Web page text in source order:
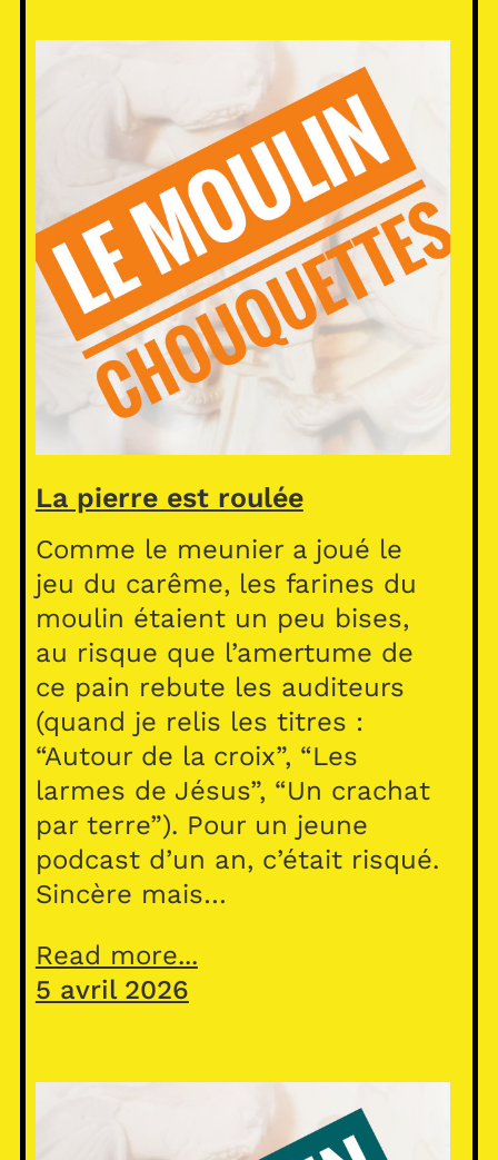
La pierre est roulée
Comme le meunier a joué le
jeu du carême, les farines du
moulin étaient un peu bises,
au risque que l’amertume de
ce pain rebute les auditeurs
(quand je relis les titres :
“Autour de la croix”, “Les
larmes de Jésus”, “Un crachat
par terre”). Pour un jeune
podcast d’un an, c’était risqué.
Sincère mais…
Read more...
5 avril 2026